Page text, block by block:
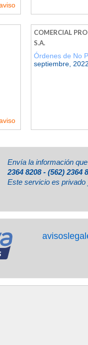
COMERCIAL
S.A.
Órdenes de No
septiembre,
Envía la información
2364 8208 - (562) 2364
Este servicio es privado